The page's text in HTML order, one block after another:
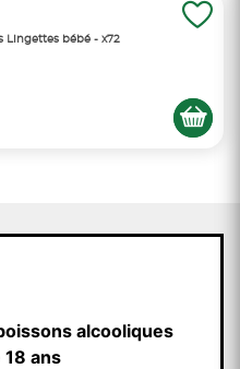
Lingettes bébé - x72
alcooliques
ans